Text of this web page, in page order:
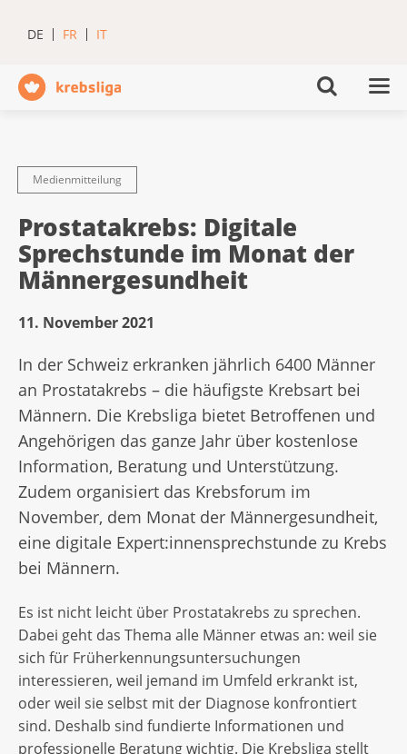
DE FR IT
Medienmitteilung
Prostatakrebs: Digitale
Sprechstunde im Monat der
Männergesundheit
11. November 2021
In der Schweiz erkranken jährlich 6400 Männer
an Prostatakrebs – die häufigste Krebsart bei
Männern. Die Krebsliga bietet Betroffenen und
Angehörigen das ganze Jahr über kostenlose
Information, Beratung und Unterstützung.
Zudem organisiert das Krebsforum im
November, dem Monat der Männergesundheit,
eine digitale Expert:innensprechstunde zu Krebs
bei Männern.
Es ist nicht leicht über Prostatakrebs zu sprechen.
Dabei geht das Thema alle Männer etwas an: weil sie
sich für Früherkennungsuntersuchungen
interessieren, weil jemand im Umfeld erkrankt ist,
oder weil sie selbst mit der Diagnose konfrontiert
sind. Deshalb sind fundierte Informationen und
professionelle Beratung wichtig. Die Krebsliga stellt